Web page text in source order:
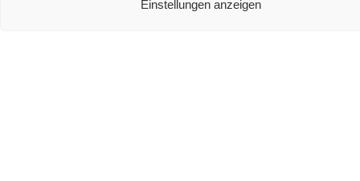
Einstellungen anzeigen
Teufel Rockster Air 2 Test